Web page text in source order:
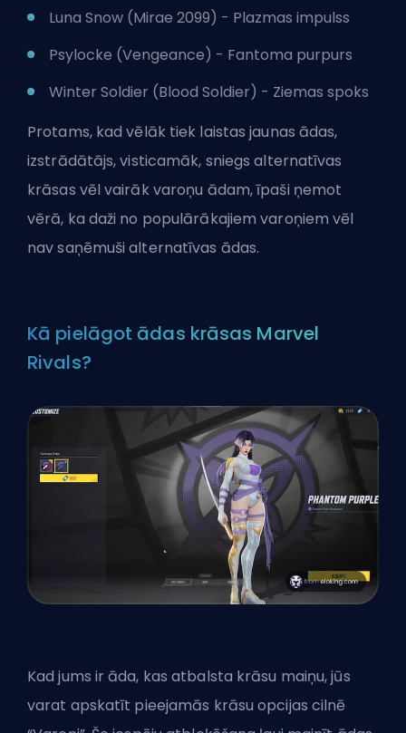
Luna Snow (Mirae 2099) - Plazmas impulss
Psylocke (Vengeance) - Fantoma purpurs
Winter Soldier (Blood Soldier) - Ziemas spoks
Protams, kad vēlāk tiek laistas jaunas ādas,
izstrādātājs, visticamāk, sniegs alternatīvas
krāsas vēl vairāk varoņu ādam, īpaši ņemot
vērā, ka daži no populārākajiem varoņiem vēl
nav saņēmuši alternatīvas ādas.
Kā pielāgot ādas krāsas Marvel
Rivals?
Kad jums ir āda, kas atbalsta krāsu maiņu, jūs
varat apskatīt pieejamās krāsu opcijas cilnē